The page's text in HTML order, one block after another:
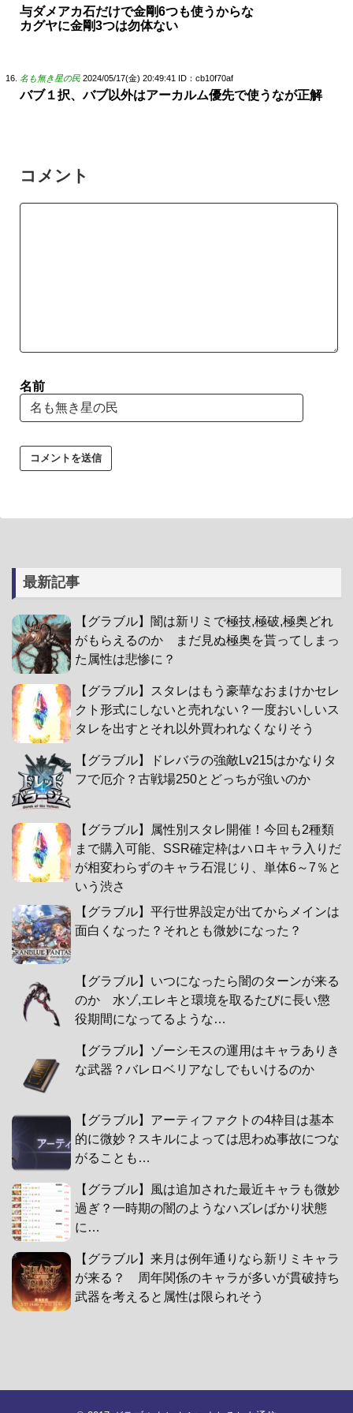
与ダメアカ石だけで金剛6つも使うからな
カグヤに金剛3つは勿体ない
名も無き星の民 2024/05/17(金) 20:49:41 ID：cb10f70af
バブ１択、バブ以外はアーカルム優先で使うなが正解
コメント
名前
最新記事
【グラブル】闇は新リミで極技,極破,極奥どれ
がもらえるのか まだ見ぬ極奥を貰ってしまっ
た属性は悲惨に？
【グラブル】スタレはもう豪華なおまけかセレ
クト形式にしないと売れない？一度おいしいス
タレを出すとそれ以外買われなくなりそう
【グラブル】ドレバラの強敵Lv215はかなりタ
フで厄介？古戦場250とどっちが強いのか
【グラブル】属性別スタレ開催！今回も2種類
まで購入可能、SSR確定枠はハロキャラ入りだ
が相変わらずのキャラ石混じり、単体6～7％と
いう渋さ
【グラブル】平行世界設定が出てからメインは
面白くなった？それとも微妙になった？
【グラブル】いつになったら闇のターンが来る
のか 水ゾ,エレキと環境を取るたびに長い懲
役期間になってるような…
【グラブル】ゾーシモスの運用はキャラありき
な武器？バレロベリアなしでもいけるのか
【グラブル】アーティファクトの4枠目は基本
的に微妙？スキルによっては思わぬ事故につな
がることも…
【グラブル】風は追加された最近キャラも微妙
過ぎ？一時期の闇のようなハズレばかり状態
に…
【グラブル】来月は例年通りなら新リミキャラ
が来る？ 周年関係のキャラが多いが貫破持ち
武器を考えると属性は限られそう